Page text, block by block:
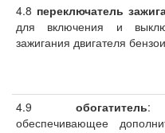
4.8 переключатель
для включения и
зажигания двигателя
4.9 обогатитель:
обеспечивающее